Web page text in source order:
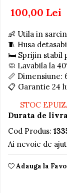
Jucarii
Motociclete
Muzica si
Pistoale
Plastilina
Proiectoare
Saltelute si
Seturi de doctor
Trenulete
100,00 Lei
👶 Utila in
🧵 Husa
🛏️ Sprijin stabil
🧼 Lavabila la
📏 Dimensiune:
📋 Garantie 24
STOC
Durata de
Cod Produs:
Ai nevoie de
Adauga la